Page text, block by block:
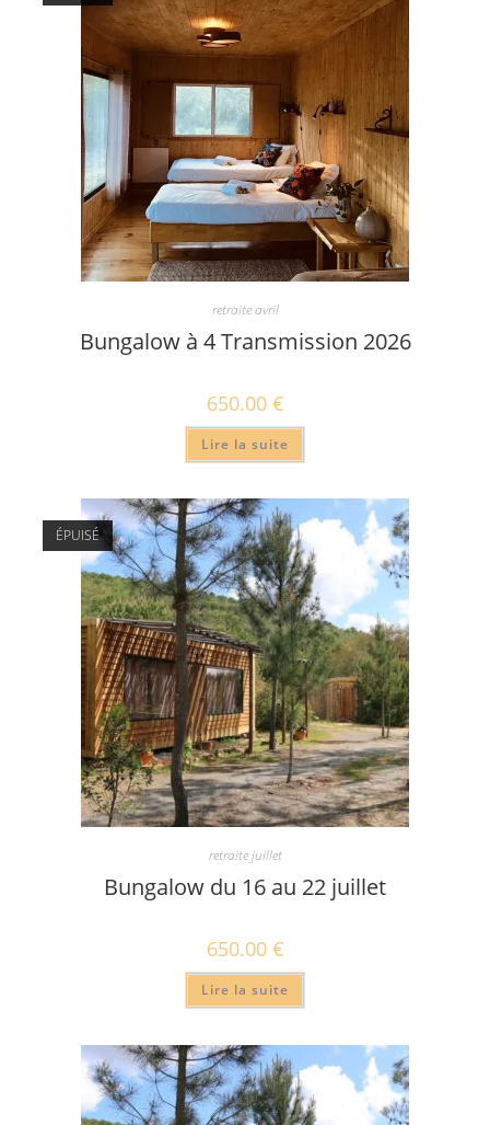
retraite avril
Bungalow à 4 Transmission 2026
650.00 €
Lire la suite
ÉPUISÉ
retraite juillet
Bungalow du 16 au 22 juillet
650.00 €
Lire la suite